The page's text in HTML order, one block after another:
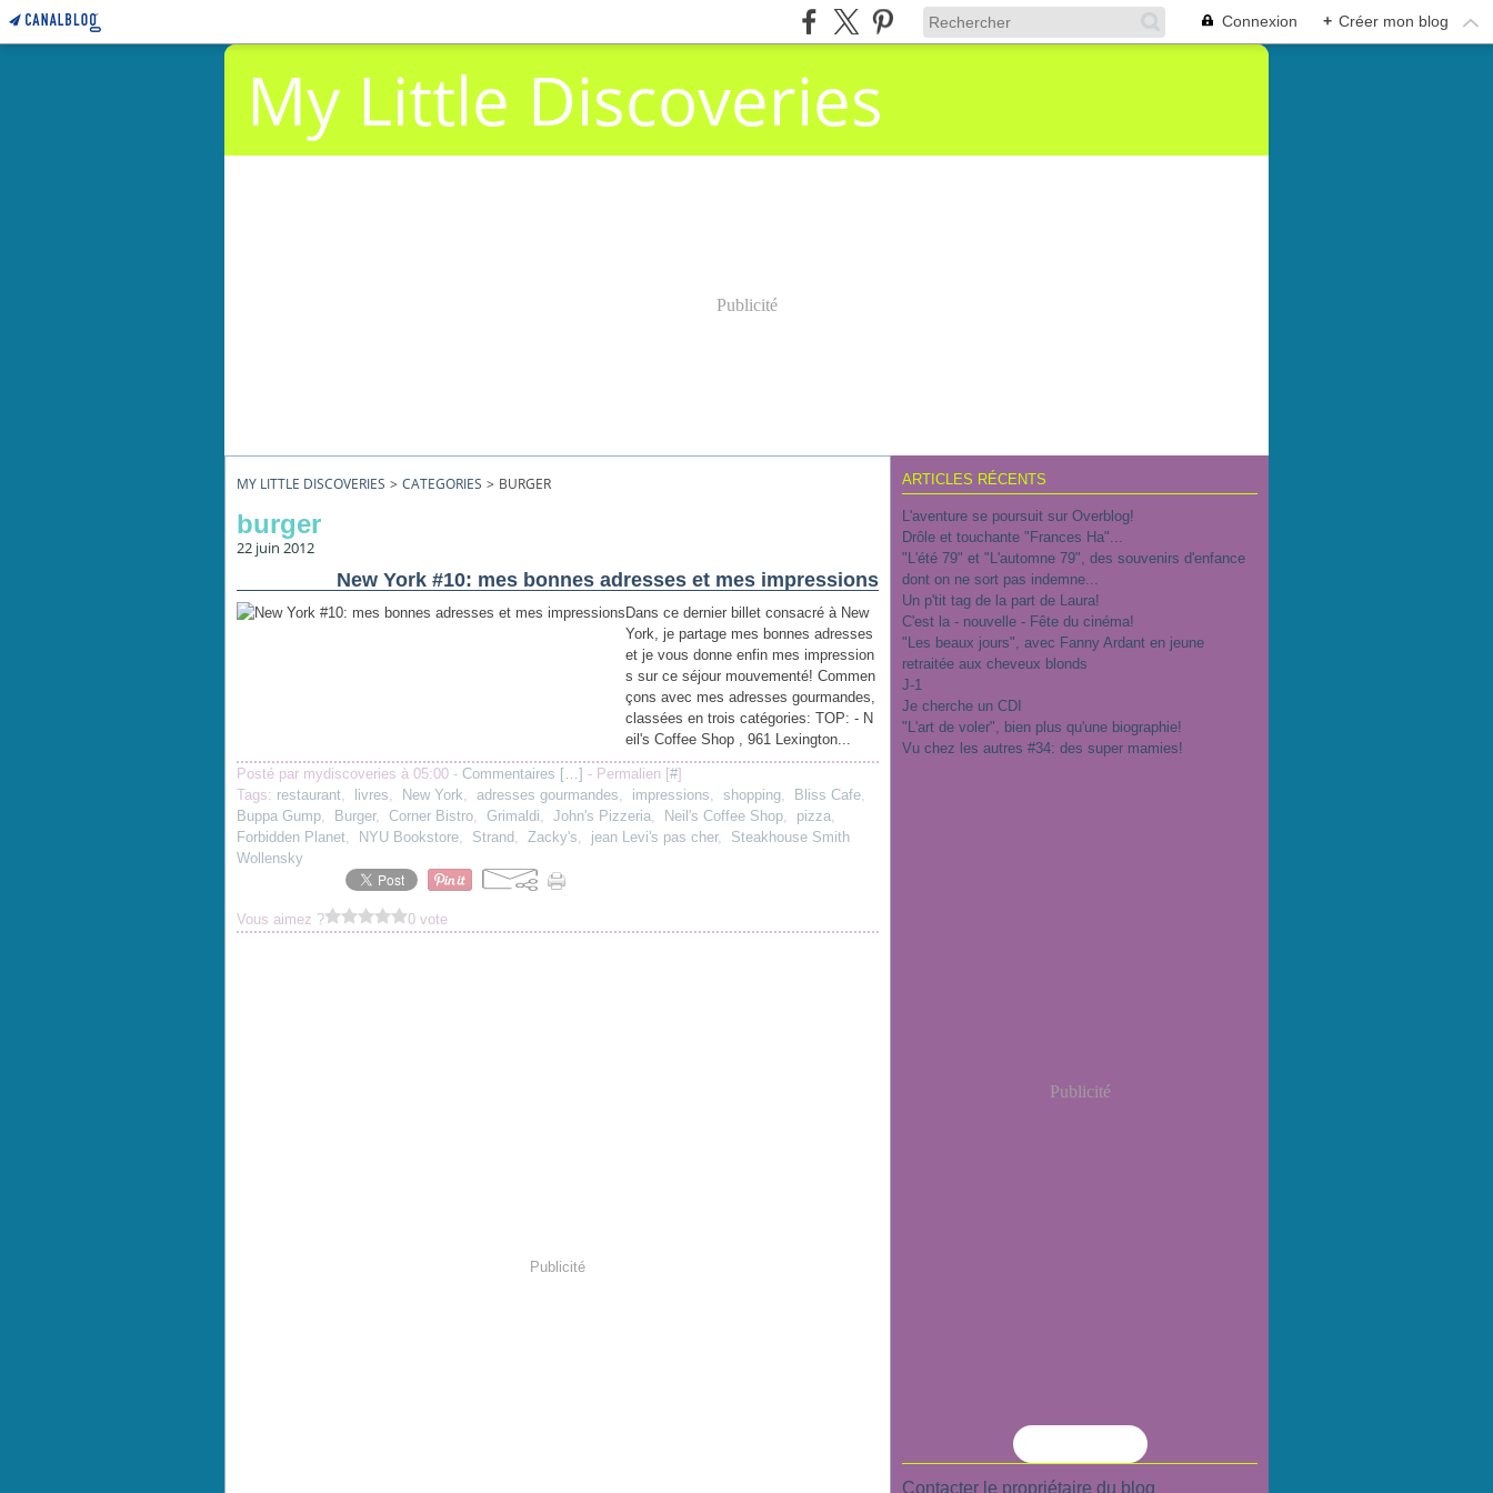
Connexion + Créer mon blog
My Little Discoveries
Publicité
MY LITTLE DISCOVERIES > CATEGORIES > BURGER
burger
22 juin 2012
New York #10: mes bonnes adresses et mes impressions
Dans ce dernier billet consacré à New
York, je partage mes bonnes adresses
et je vous donne enfin mes impression
s sur ce séjour mouvementé! Commen
çons avec mes adresses gourmandes,
classées en trois catégories: TOP: - N
eil's Coffee Shop , 961 Lexington...
Posté par mydiscoveries à 05:00 - Commentaires […] - Permalien [#]
Tags: restaurant, livres, New York, adresses gourmandes, impressions, shopping, Bliss Cafe,
Buppa Gump, Burger, Corner Bistro, Grimaldi, John's Pizzeria, Neil's Coffee Shop, pizza,
Forbidden Planet, NYU Bookstore, Strand , Zacky's, jean Levi's pas cher, Steakhouse Smith
Wollensky
Vous aimez ? 0 vote
Publicité
ARTICLES RÉCENTS
L'aventure se poursuit sur Overblog!
Drôle et touchante "Frances Ha"...
"L'été 79" et "L'automne 79", des souvenirs d'enfance
dont on ne sort pas indemne...
Un p'tit tag de la part de Laura!
C'est la - nouvelle - Fête du cinéma!
"Les beaux jours", avec Fanny Ardant en jeune
retraitée aux cheveux blonds
J-1
Je cherche un CDI
"L'art de voler", bien plus qu'une biographie!
Vu chez les autres #34: des super mamies!
Publicité
Contacter le propriétaire du blog